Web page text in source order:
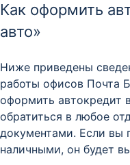
Как оформить
авто»
Ниже приведены
работы офисов Почта
оформить автокредит
обратиться в любое
документами. Если вы
наличными, он будет